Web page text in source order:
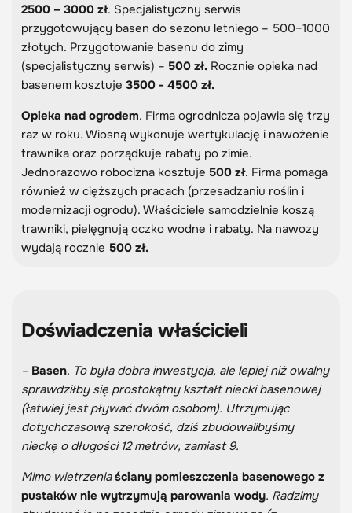
2500 – 3000 zł. Specjalistyczny serwis
przygotowujący basen do sezonu letniego – 500–1000
złotych. Przygotowanie basenu do zimy
(specjalistyczny serwis) – 500 zł. Rocznie opieka nad
basenem kosztuje 3500 - 4500 zł.
Opieka nad ogrodem. Firma ogrodnicza pojawia się trzy
raz w roku. Wiosną wykonuje wertykulację i nawożenie
trawnika oraz porządkuje rabaty po zimie.
Jednorazowo robocizna kosztuje 500 zł. Firma pomaga
również w cięższych pracach (przesadzaniu roślin i
modernizacji ogrodu). Właściciele samodzielnie koszą
trawniki, pielęgnują oczko wodne i rabaty. Na nawozy
wydają rocznie 500 zł.
Doświadczenia właścicieli
– Basen. To była dobra inwestycja, ale lepiej niż owalny
sprawdziłby się prostokątny kształt niecki basenowej
(łatwiej jest pływać dwóm osobom). Utrzymując
dotychczasową szerokość, dziś zbudowalibyśmy
nieckę o długości 12 metrów, zamiast 9.
Mimo wietrzeniaściany pomieszczenia basenowego z
pustaków nie wytrzymują parowania wody. Radzimy